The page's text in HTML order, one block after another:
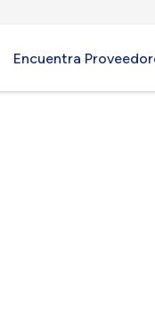
Encuentra